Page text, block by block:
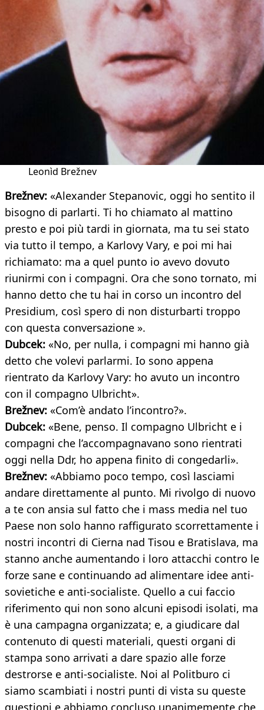
Leonìd Brežnev
Brežnev: «Alexander Stepanovic, oggi ho sentito il
bisogno di parlarti. Ti ho chiamato al mattino
presto e poi più tardi in giornata, ma tu sei stato
via tutto il tempo, a Karlovy Vary, e poi mi hai
richiamato: ma a quel punto io avevo dovuto
riunirmi con i compagni. Ora che sono tornato, mi
hanno detto che tu hai in corso un incontro del
Presidium, così spero di non disturbarti troppo
con questa conversazione ».
Dubcek: «No, per nulla, i compagni mi hanno già
detto che volevi parlarmi. Io sono appena
rientrato da Karlovy Vary: ho avuto un incontro
con il compagno Ulbricht».
Brežnev: «Com’è andato l’incontro?».
Dubcek: «Bene, penso. Il compagno Ulbricht e i
compagni che l’accompagnavano sono rientrati
oggi nella Ddr, ho appena finito di congedarli».
Brežnev: «Abbiamo poco tempo, così lasciami
andare direttamente al punto. Mi rivolgo di nuovo
a te con ansia sul fatto che i mass media nel tuo
Paese non solo hanno raffigurato scorrettamente i
nostri incontri di Cierna nad Tisou e Bratislava, ma
stanno anche aumentando i loro attacchi contro le
forze sane e continuando ad alimentare idee anti-
sovietiche e anti-socialiste. Quello a cui faccio
riferimento qui non sono alcuni episodi isolati, ma
è una campagna organizzata; e, a giudicare dal
contenuto di questi materiali, questi organi di
stampa sono arrivati a dare spazio alle forze
destrorse e anti-socialiste. Noi al Politburo ci
siamo scambiati i nostri punti di vista su queste
questioni e abbiamo concluso unanimemente che